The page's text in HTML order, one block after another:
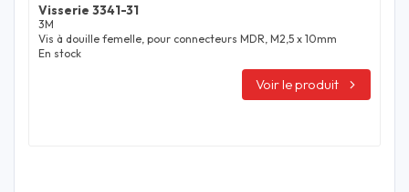
Visserie 3341-31
3M
Vis à douille femelle, pour connecteurs MDR, M2,5 x 10mm
En stock
Voir le produit